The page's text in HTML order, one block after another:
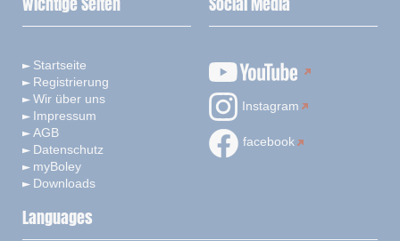
Startseite
Registrierung
Wir über uns
Impressum
AGB
Datenschutz
myBoley
Downloads
Instagram
facebook
Languages